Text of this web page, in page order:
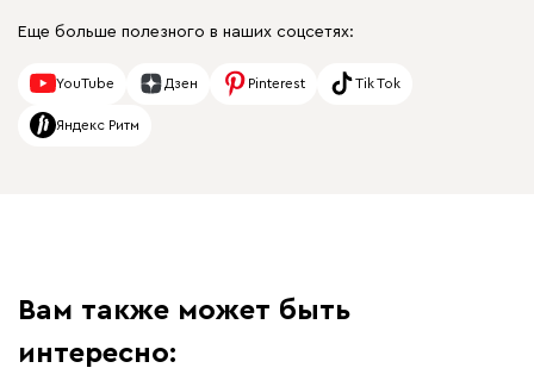
Еще больше полезного в наших соцсетях:
YouTube Дзен Pinterest Tik Tok
Яндекс Ритм
Вам также может быть
интересно: